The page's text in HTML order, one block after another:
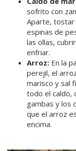
sofrito con
Aparte, tostar
espinas de
las ollas,
enfriar.
Arroz: En la
perejil, el
marisco y sal
todo el caldo,
gambas y los
que el arroz
encima.